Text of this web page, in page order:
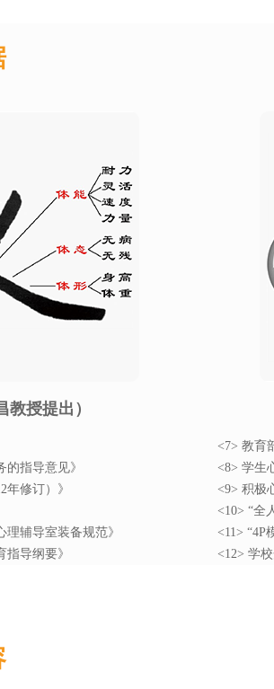
授提出）
指导意见》
修订）》
辅导室装备规范》
导纲要》
<7> 教育
<8> 学生
<9> 积极
<10> “全
<11> “4P
<12> 学